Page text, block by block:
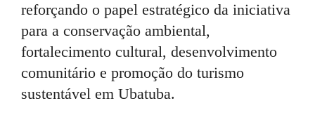
reforçando o papel estratégico da iniciativa
para a conservação ambiental,
fortalecimento cultural, desenvolvimento
comunitário e promoção do turismo
sustentável em Ubatuba.